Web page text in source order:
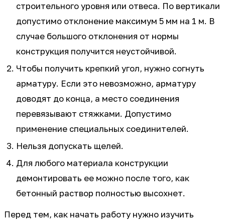
строительного уровня или отвеса. По вертикали
допустимо отклонение максимум 5 мм на 1 м. В
случае большого отклонения от нормы
конструкция получится неустойчивой.
Чтобы получить крепкий угол, нужно согнуть
арматуру. Если это невозможно, арматуру
доводят до конца, а место соединения
перевязывают стяжками. Допустимо
применение специальных соединителей.
Нельзя допускать щелей.
Для любого материала конструкции
демонтировать ее можно после того, как
бетонный раствор полностью высохнет.
Перед тем, как начать работу нужно изучить